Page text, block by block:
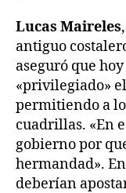
Lucas Maireles
antiguo
aseguró que
«privilegiado»
permitiendo a
cuadrillas. «En
gobierno por
hermandad».
deberían